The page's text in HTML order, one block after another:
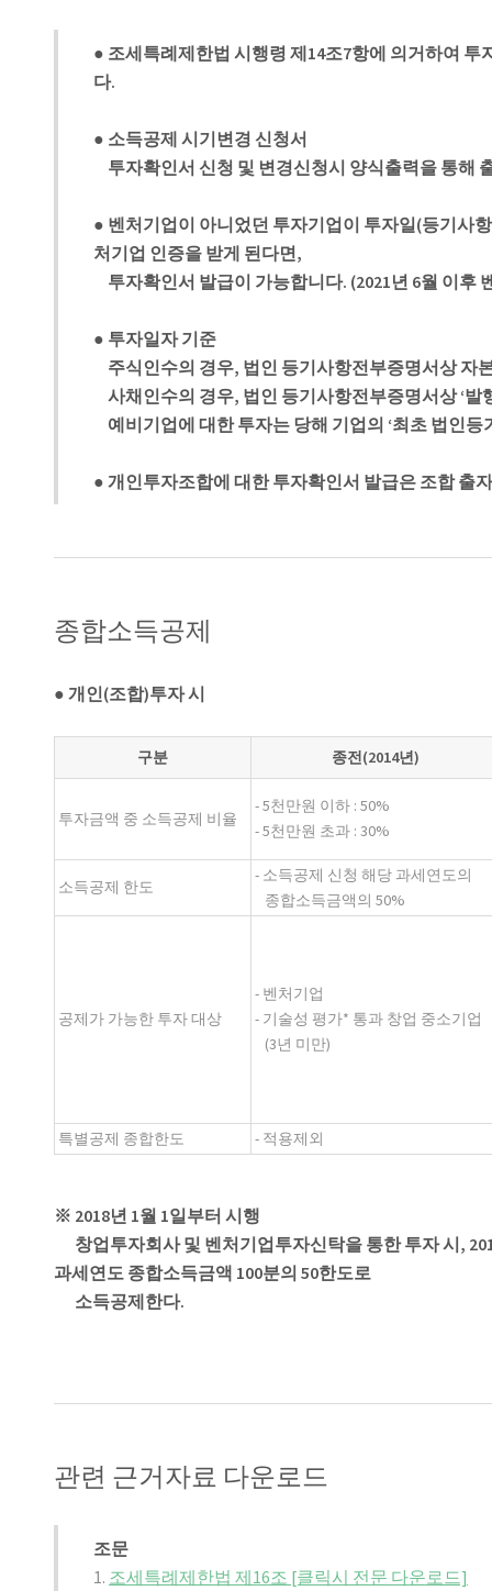
● 조세특례제한법 시행령 제14조7항에 의거하여
다.
● 소득공제 시기변경 신청서
투자확인서 신청 및 변경신청시 양식출력을 통해
● 벤처기업이 아니었던 투자기업이 투자일(등기사
처기업 인증을 받게 된다면,
투자확인서 발급이 가능합니다. (2021년 6월 이후
● 투자일자 기준
주식인수의 경우, 법인 등기사항전부증명서상 자
사채인수의 경우, 법인 등기사항전부증명서상 ‘발
예비기업에 대한 투자는 당해 기업의 ‘최초 법인등
● 개인투자조합에 대한 투자확인서 발급은 조합 출
종합소득공제
● 개인(조합)투자 시
구분 종전(2014년)
투자금액 중 소득공제 비율
- 5천만원 이하 : 50%
- 5천만원 초과 : 30%
소득공제 한도
- 소득공제 신청 해당 과세연도의
종합소득금액의 50%
공제가 가능한 투자 대상
- 벤처기업
- 기술성 평가* 통과 창업 중소기업
(3년 미만)
특별공제 종합한도 - 적용제외
※ 2018년 1월 1일부터 시행
창업투자회사 및 벤처기업투자신탁을 통한 투자 시,
과세연도 종합소득금액 100분의 50한도로
소득공제한다.
관련 근거자료 다운로드
조문
1. 조세특례제한법 제16조 [클릭시 전문 다운로드]